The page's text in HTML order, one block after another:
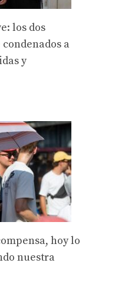
los dos
a
y
hoy lo
nuestra